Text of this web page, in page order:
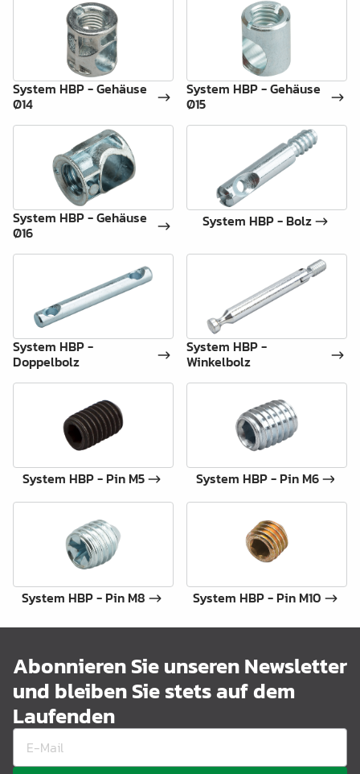
System HBP - Gehäuse
Ø14
System HBP - Gehäuse
Ø15
System HBP - Gehäuse
Ø16
System HBP - Bolz
System HBP -
Doppelbolz
System HBP -
Winkelbolz
System HBP - Pin M5 System HBP - Pin M6
System HBP - Pin M8 System HBP - Pin M10
Abonnieren Sie unseren Newsletter
und bleiben Sie stets auf dem
Laufenden